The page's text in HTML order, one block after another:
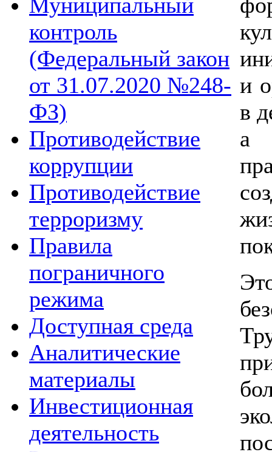
контроль
(Федеральный закон
от 31.07.2020 №248-
ФЗ)
Противодействие
коррупции
Противодействие
терроризму
Правила
пограничного
режима
Доступная среда
Аналитические
материалы
Инвестиционная
деятельность
и
в
а